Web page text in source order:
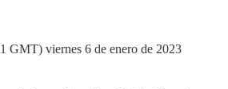
GMT) viernes 6 de enero de 2023